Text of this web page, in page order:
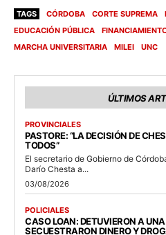
TAGS CÓRDOBA CORTE SUPREMA
EDUCACIÓN PÚBLICA
MARCHA UNIVERSITARIA
MILEI UNC
ÚLTIMOS
PROVINCIALES
PASTORE: “LA DECISIÓN DE
TODOS”
El secretario de Gobierno de
Darío Chesta a...
03/08/2026
POLICIALES
CASO LOAN: DETUVIERON A
SECUESTRARON DINERO Y